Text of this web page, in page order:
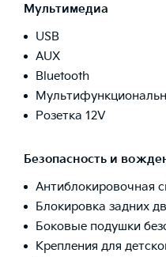
Мультимедиа
USB
AUX
Bluetooth
Розетка 12V
Безопасность и
Антиблокировочная
Блокировка задних
Боковые подушки
Крепления для